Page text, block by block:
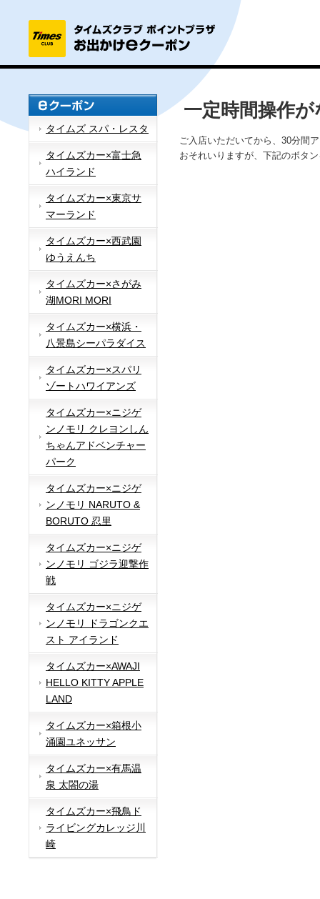
タイムズ スパ・レスタ
タイムズカー×富士急
ハイランド
タイムズカー×東京サ
マーランド
タイムズカー×西武園
ゆうえんち
タイムズカー×さがみ
湖MORI MORI
タイムズカー×横浜・
八景島シーパラダイス
タイムズカー×スパリ
ゾートハワイアンズ
タイムズカー×ニジゲ
ンノモリ クレヨンしん
ちゃんアドベンチャー
パーク
タイムズカー×ニジゲ
ンノモリ NARUTO &
BORUTO 忍里
タイムズカー×ニジゲ
ンノモリ ゴジラ迎撃作
戦
タイムズカー×ニジゲ
ンノモリ ドラゴンクエ
スト アイランド
タイムズカー×AWAJI
HELLO KITTY APPLE
LAND
タイムズカー×箱根小
涌園ユネッサン
タイムズカー×有馬温
泉 太閤の湯
タイムズカー×飛鳥ド
ライビングカレッジ川
崎
一定時間操作
ご入店いただいてから、30分間
おそれいりますが、下記のボタ